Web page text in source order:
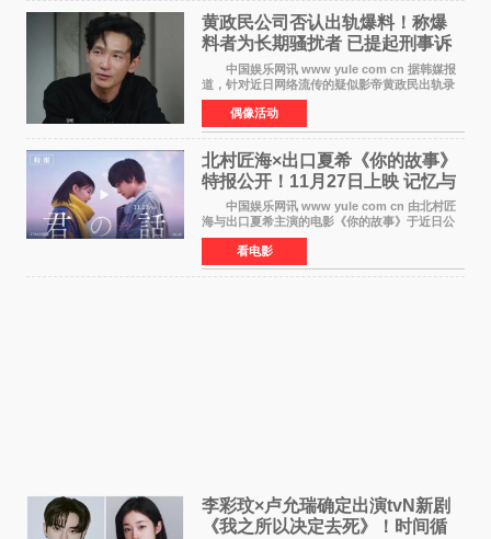
黄政民公司否认出轨爆料！称爆
料者为长期骚扰者 已提起刑事诉
中国娱乐网讯 www yule com cn 据韩媒报
道，针对近日网络流传的疑似影帝黄政民出轨录
音及短信爆料，黄政民所属经纪公司于今日正式
发表声明，明确否认相关传闻。 公司表示，
爆料者是一名长
偶像活动
北村匠海×出口夏希《你的故事》
特报公开！11月27日上映 记忆与
初恋的奇幻交织
中国娱乐网讯 www yule com cn 由北村匠
海与出口夏希主演的电影《你的故事》于近日公
开特报影像，正式定档11月27日上映。 本片
改编自三秋缒同名小说，编剧由曾执笔《孤独摇
滚！》的吉田惠
看电影
李彩玟×卢允瑞确定出演tvN新剧
《我之所以决定去死》！时间循